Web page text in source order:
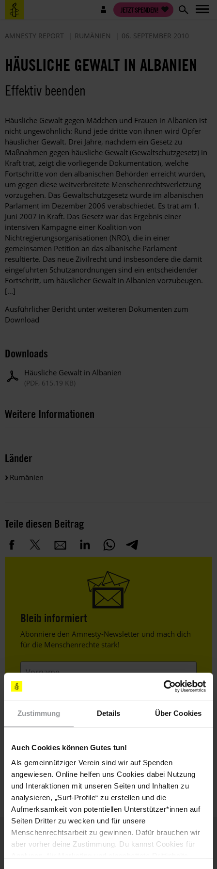
Zustimmung Details Über Cookies
Auch Cookies können Gutes tun!
Als gemeinnütziger Verein sind wir auf Spenden
angewiesen. Online helfen uns Cookies dabei Nutzung
und Interaktionen mit unseren Seiten und Inhalten zu
analysieren, „Surf-Profile“ zu erstellen und die
Aufmerksamkeit von potentiellen Unterstützer*innen auf
Seiten Dritter zu wecken und für unsere
Menschenrechtsarbeit zu gewinnen. Dafür brauchen wir
aber vorher deine Zustimmung. Du kannst Cookies für
Direkt
zum
Benutzermenü JETZT SPENDEN!
AMNESTY REPORT RUMÄNIEN 06. SEPTEMBER 2010
HÄUSLICHE GEWALT IN ALBANIEN
Effektiv beenden
Häusliche Gewalt gegen Mädchen und Frauen in Albanien ist
nicht ungewöhnlich: Rund jede dritte von ihnen wird Opfer
häuslicher Gewalt. Drei Jahre, nachdem ein Gesetz zu
Maßnahmen gegen häusliche Gewalt (Gewaltschutzgesetz) in
Kraft trat, zeigt die vorliegende Dokumentation, welche
Fortschritte von den albanischen Behörden erreicht wurden,
um gegen diese weitverbreitete Menschenrechtsverletzung
vorzugehen. Das Gewaltschutzgesetz wurde im albanischen
Parlament im Dezember 2006 verabschiedet. Es trat am 1.
Juni 2007 in Kraft. Das Gesetz war das Ergebnis einer
intensiven Kampagne einer Koalition von
Nichtregierungsorganisationen (NRO), die in einer
gemeinsamen Petition an das albanische Parlament
resultierte. Das neue Zivilrecht und insbesondere die damit
eingeführten Schutzanordnungen sind ein entscheidender
Fortschritt, um häuslicher Gewalt in Albanien vorzubeugen.
[...]
Ausführlicher Bericht unter weiteren Dokumenten zum
Download
Downloads
Häusliche Gewalt in Albanien
(PDF, 615.19 KB)
Weitere Informationen
Länder
Rumänien
Teile diesen Beitrag
Bleib informiert
Header
Text
Abonniere den Amnesty-Newsletter und mach dich
für die Menschenrechte stark!
E-
Ich habe die Datenschutzrichtlinieund die
Nutzungsbedingungengelesen und stimme
ihnen zu.